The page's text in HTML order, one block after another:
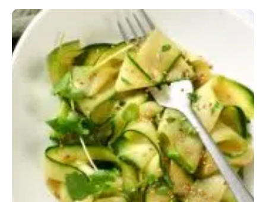
My
Chef